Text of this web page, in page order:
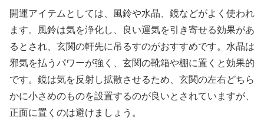
開運アイテムとしては、風鈴や水晶、鏡などがよく使われ
ます。風鈴は気を浄化し、良い運気を引き寄せる効果があ
るとされ、玄関の軒先に吊るすのがおすすめです。水晶は
邪気を払うパワーが強く、玄関の靴箱や棚に置くと効果的
です。鏡は気を反射し拡散させるため、玄関の左右どちら
かに小さめのものを設置するのが良いとされていますが、
正面に置くのは避けましょう。